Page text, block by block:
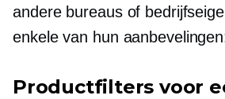
andere bureaus of
enkele van hun
Productfilters voor